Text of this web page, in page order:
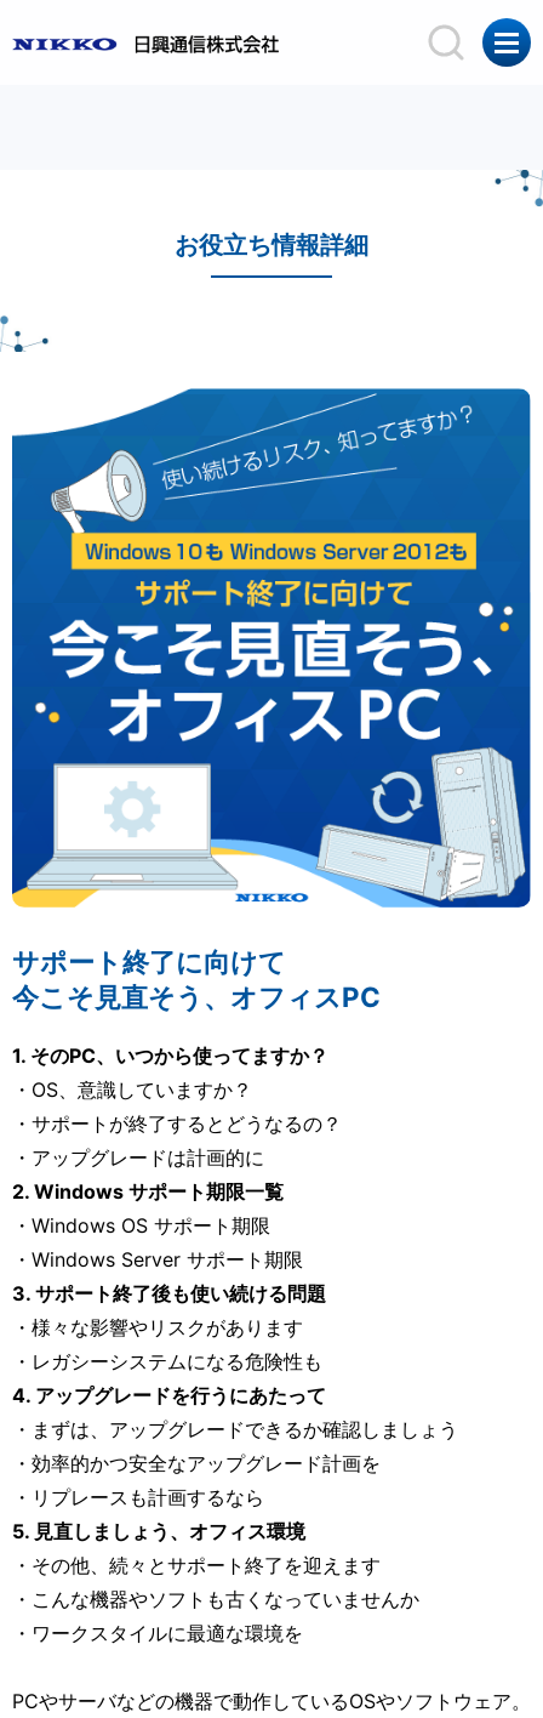
お役立ち情報詳細
サポート終了に向けて
今こそ見直そう、オフィスPC
1. そのPC、いつから使ってますか？
・OS、意識していますか？
・サポートが終了するとどうなるの？
・アップグレードは計画的に
2. Windows サポート期限一覧
・Windows OS サポート期限
・Windows Server サポート期限
3. サポート終了後も使い続ける問題
・様々な影響やリスクがあります
・レガシーシステムになる危険性も
4. アップグレードを行うにあたって
・まずは、アップグレードできるか確認しましょう
・効率的かつ安全なアップグレード計画を
・リプレースも計画するなら
5. 見直しましょう、オフィス環境
・その他、続々とサポート終了を迎えます
・こんな機器やソフトも古くなっていませんか
・ワークスタイルに最適な環境を
PCやサーバなどの機器で動作しているOSやソフトウェア。